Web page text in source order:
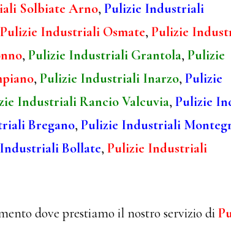
Solbiate Arno, Pulizie Industriali
Pulizie Industriali Osmate, Pulizie
, Pulizie Industriali Grantola, Pulizie
, Pulizie Industriali Inarzo, Pulizie
Industriali Rancio Valcuvia, Pulizie
Bregano, Pulizie Industriali
Bollate, Pulizie Industriali
dove prestiamo il nostro servizio di